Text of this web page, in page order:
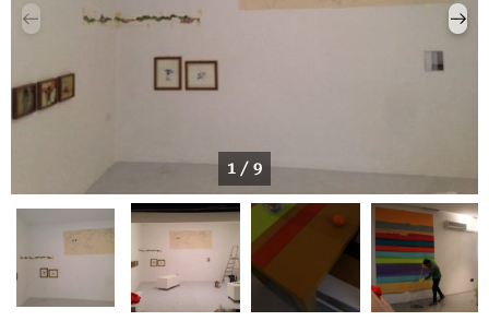
1 / 9